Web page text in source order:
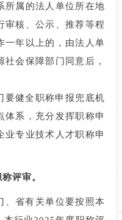
所属的法人单位所在地
审核、公示、推荐等程
一年以上的，由法人单
会保障部门同意后，
要健全职称申报兜底机
体系，充分发挥职称申
业专业技术人才职称申
评审。
、省有关单位要按照本